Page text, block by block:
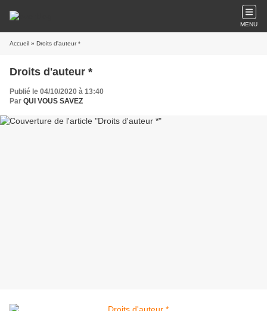
MENU
Accueil » Droits d'auteur *
Droits d'auteur *
Publié le 04/10/2020 à 13:40
Par QUI VOUS SAVEZ